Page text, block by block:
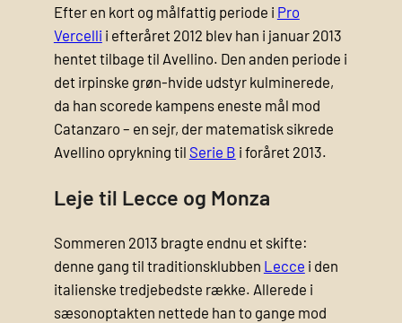
Efter en kort og målfattig periode i Pro
Vercelli i efteråret 2012 blev han i januar 2013
hentet tilbage til Avellino. Den anden periode i
det irpinske grøn-hvide udstyr kulminerede,
da han scorede kampens eneste mål mod
Catanzaro – en sejr, der matematisk sikrede
Avellino oprykning til Serie B i foråret 2013.
Leje til Lecce og Monza
Sommeren 2013 bragte endnu et skifte:
denne gang til traditionsklubben Lecce i den
italienske tredjebedste række. Allerede i
sæsonoptakten nettede han to gange mod